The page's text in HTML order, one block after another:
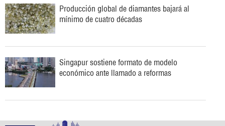
Producción global de diamantes bajará al
mínimo de cuatro décadas
Singapur sostiene formato de modelo
económico ante llamado a reformas